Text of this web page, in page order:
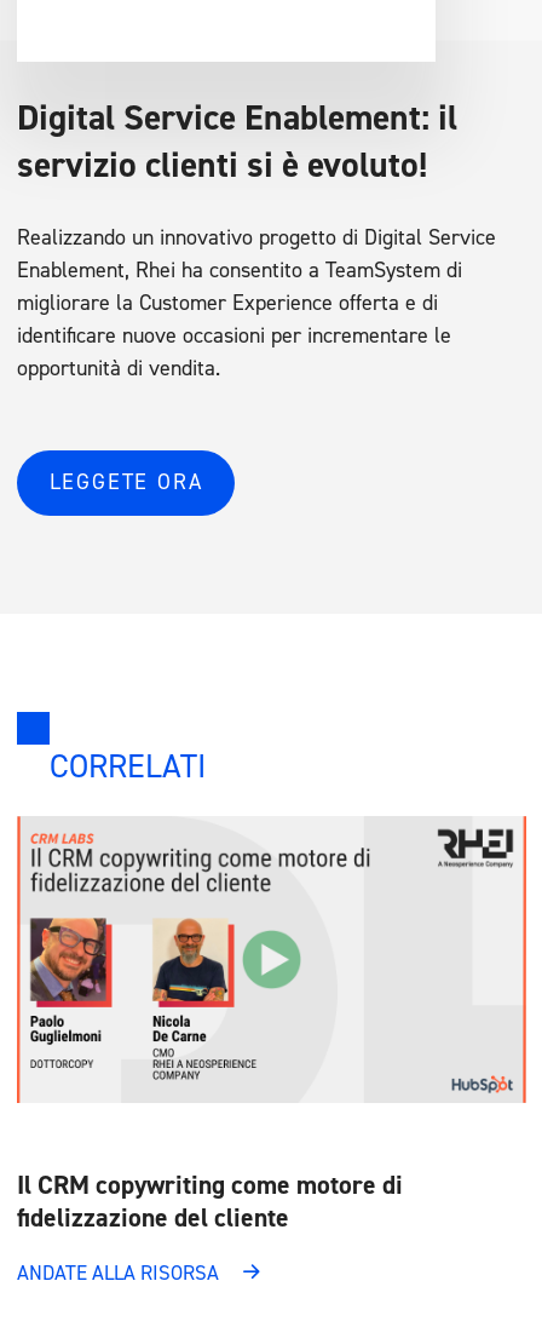
Digital Service Enablement: il
servizio clienti si è evoluto!
Realizzando un innovativo progetto di Digital Service
Enablement, Rhei ha consentito a TeamSystem di
migliorare la Customer Experience offerta e di
identificare nuove occasioni per incrementare le
opportunità di vendita.
LEGGETE ORA
CORRELATI
Il CRM copywriting come motore di
fidelizzazione del cliente
ANDATE ALLA RISORSA